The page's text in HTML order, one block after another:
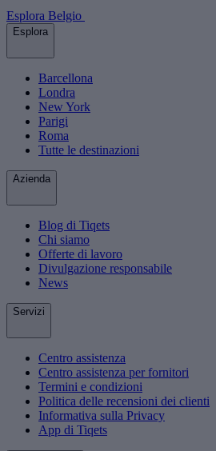
Esplora Belgio
Esplora
Barcellona
Londra
New York
Parigi
Roma
Tutte le destinazioni
Azienda
Blog di Tiqets
Chi siamo
Offerte di lavoro
Divulgazione responsabile
News
Servizi
Centro assistenza
Centro assistenza per fornitori
Termini e condizioni
Politica delle recensioni dei clienti
Informativa sulla Privacy
App di Tiqets